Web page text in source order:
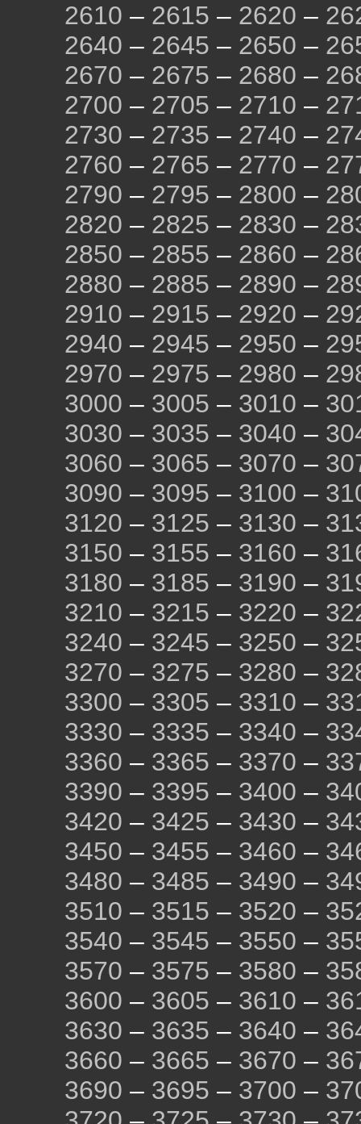
2610 – 2615 – 2620 –
2640 – 2645 – 2650 –
2670 – 2675 – 2680 –
2700 – 2705 – 2710 –
2730 – 2735 – 2740 –
2760 – 2765 – 2770 –
2790 – 2795 – 2800 –
2820 – 2825 – 2830 –
2850 – 2855 – 2860 –
2880 – 2885 – 2890 –
2910 – 2915 – 2920 –
2940 – 2945 – 2950 –
2970 – 2975 – 2980 –
3000 – 3005 – 3010 –
3030 – 3035 – 3040 –
3060 – 3065 – 3070 –
3090 – 3095 – 3100 –
3120 – 3125 – 3130 –
3150 – 3155 – 3160 –
3180 – 3185 – 3190 –
3210 – 3215 – 3220 –
3240 – 3245 – 3250 –
3270 – 3275 – 3280 –
3300 – 3305 – 3310 –
3330 – 3335 – 3340 –
3360 – 3365 – 3370 –
3390 – 3395 – 3400 –
3420 – 3425 – 3430 –
3450 – 3455 – 3460 –
3480 – 3485 – 3490 –
3510 – 3515 – 3520 –
3540 – 3545 – 3550 –
3570 – 3575 – 3580 –
3600 – 3605 – 3610 –
3630 – 3635 – 3640 –
3660 – 3665 – 3670 –
3690 – 3695 – 3700 –